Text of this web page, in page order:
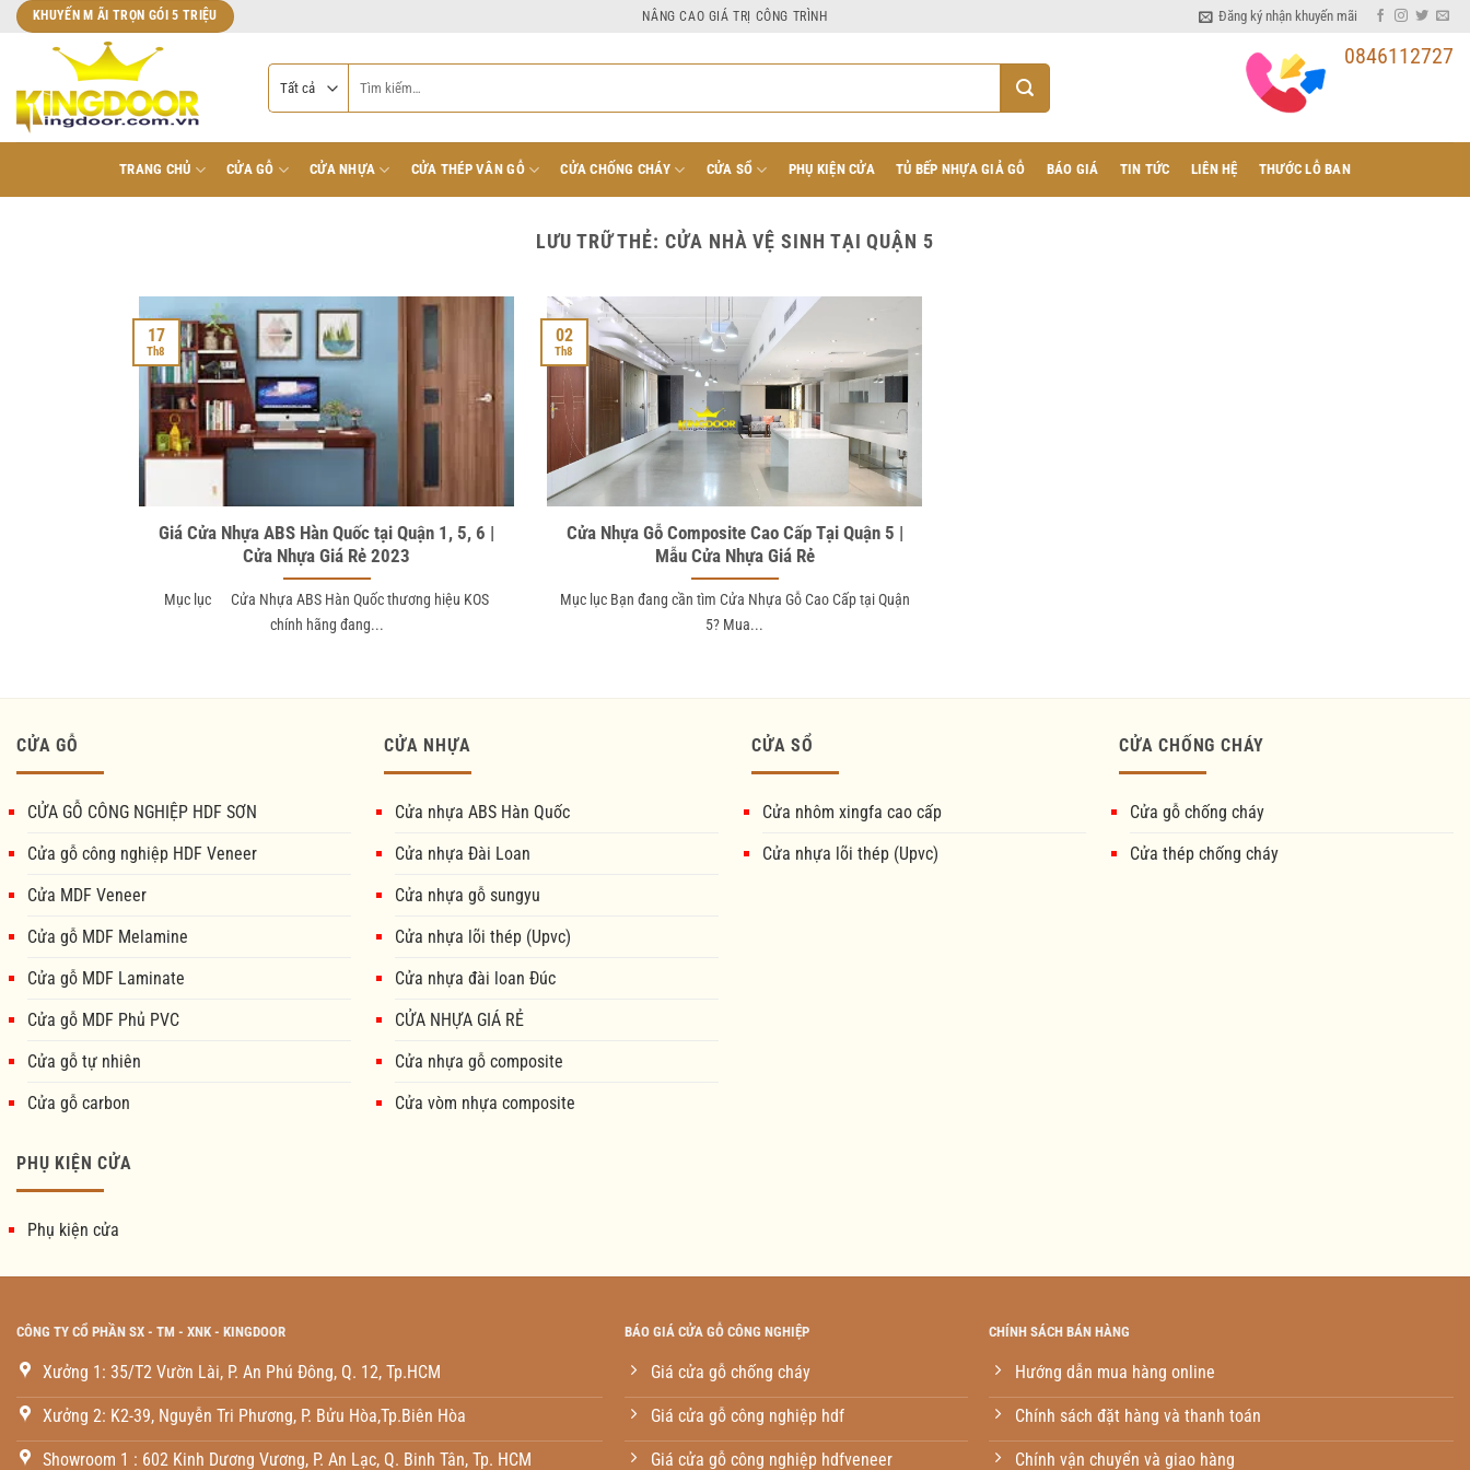
Bỏ
dung
KHUYẾN M ÃI TRỌN GÓI 5 TRIỆU NÂNG CAO GIÁ TRỊ CÔNG TRÌNH Đăng ký nhận khuyến mãi
kiếm:
0846112727
TRANG CHỦ CỬA GỖ CỬA NHỰA CỬA THÉP VÂN GỖ CỬA CHỐNG CHÁY CỬA SỔ PHỤ KIỆN CỬA TỦ BẾP NHỰA GIẢ GỖ BÁO GIÁ TIN TỨC LIÊN HỆ THƯỚC LỖ BAN
LƯU TRỮ THẺ:CỬA NHÀ VỆ SINH TẠI QUẬN 5
Giá Cửa Nhựa ABS Hàn Quốc tại Quận 1, 5, 6 |
Cửa Nhựa Giá Rẻ 2023
Mục lục Cửa Nhựa ABS Hàn Quốc thương hiệu KOS
chính hãng đang...
17
Th8
Cửa Nhựa Gỗ Composite Cao Cấp Tại Quận 5 |
Mẫu Cửa Nhựa Giá Rẻ
Mục lục Bạn đang cần tìm Cửa Nhựa Gỗ Cao Cấp tại Quận
5? Mua...
02
Th8
CỬA GỖ
CỬA GỖ CÔNG NGHIỆP HDF SƠN
Cửa gỗ công nghiệp HDF Veneer
Cửa MDF Veneer
Cửa gỗ MDF Melamine
Cửa gỗ MDF Laminate
Cửa gỗ MDF Phủ PVC
Cửa gỗ tự nhiên
Cửa gỗ carbon
CỬA NHỰA
Cửa nhựa ABS Hàn Quốc
Cửa nhựa Đài Loan
Cửa nhựa gỗ sungyu
Cửa nhựa lõi thép (Upvc)
Cửa nhựa đài loan Đúc
CỬA NHỰA GIÁ RẺ
Cửa nhựa gỗ composite
Cửa vòm nhựa composite
CỬA SỔ
Cửa nhôm xingfa cao cấp
Cửa nhựa lõi thép (Upvc)
CỬA CHỐNG CHÁY
Cửa gỗ chống cháy
Cửa thép chống cháy
PHỤ KIỆN CỬA
Phụ kiện cửa
CÔNG TY CỔ PHẦN SX - TM - XNK - KINGDOOR
Xưởng 1: 35/T2 Vườn Lài, P. An Phú Đông, Q. 12, Tp.HCM
Xưởng 2: K2-39, Nguyễn Tri Phương, P. Bửu Hòa,Tp.Biên Hòa
Showroom 1 : 602 Kinh Dương Vương, P. An Lạc, Q. Binh Tân, Tp. HCM
BÁO GIÁ CỬA GỖ CÔNG NGHIỆP
Giá cửa gỗ chống cháy
Giá cửa gỗ công nghiệp hdf
Giá cửa gỗ công nghiệp hdfveneer
CHÍNH SÁCH BÁN HÀNG
Hướng dẫn mua hàng online
Chính sách đặt hàng và thanh toán
Chính vận chuyển và giao hàng